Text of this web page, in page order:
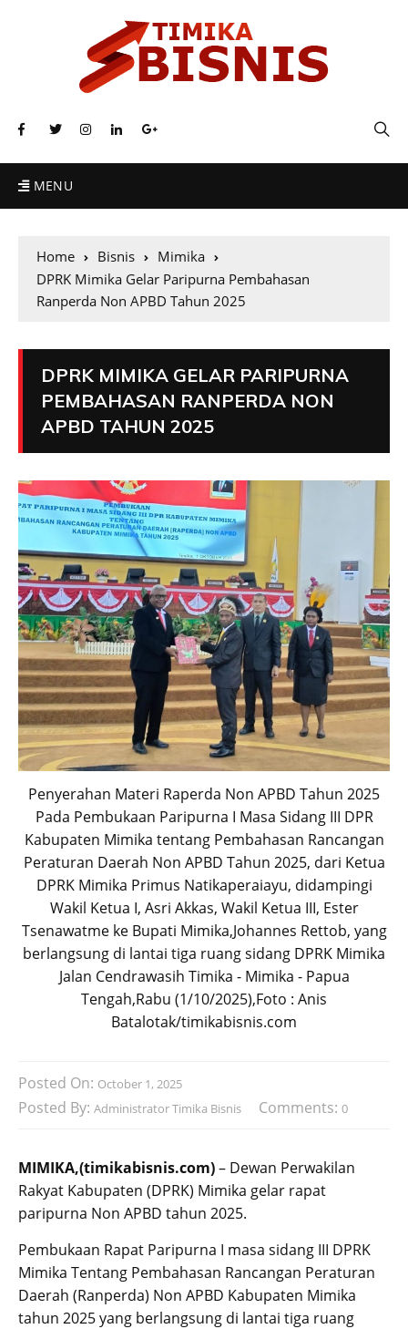
MENU
Home Bisnis
Mimika
DPRK Mimika Gelar Paripurna Pembahasan
Ranperda Non APBD Tahun 2025
DPRK MIMIKA GELAR PARIPURNA
PEMBAHASAN RANPERDA NON
APBD TAHUN 2025
Penyerahan Materi Raperda Non APBD Tahun 2025
Pada Pembukaan Paripurna I Masa Sidang III DPR
Kabupaten Mimika tentang Pembahasan Rancangan
Peraturan Daerah Non APBD Tahun 2025, dari Ketua
DPRK Mimika Primus Natikaperaiayu, didampingi
Wakil Ketua I, Asri Akkas, Wakil Ketua III, Ester
Tsenawatme ke Bupati Mimika,Johannes Rettob, yang
berlangsung di lantai tiga ruang sidang DPRK Mimika
Jalan Cendrawasih Timika - Mimika - Papua
Tengah,Rabu (1/10/2025),Foto : Anis
Batalotak/timikabisnis.com
Posted On: October 1, 2025
Posted By: Administrator Timika Bisnis Comments: 0
MIMIKA,(timikabisnis.com)– Dewan Perwakilan
Rakyat Kabupaten (DPRK) Mimika gelar rapat
paripurna Non APBD tahun 2025.
Pembukaan Rapat Paripurna I masa sidang III DPRK
Mimika Tentang Pembahasan Rancangan Peraturan
Daerah (Ranperda) Non APBD Kabupaten Mimika
tahun 2025 yang berlangsung di lantai tiga ruang